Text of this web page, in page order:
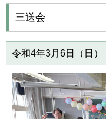
三送会
令和4年3月6日（日